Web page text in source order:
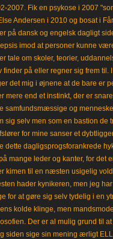
2007. Fik en psykose i 2007
Andersen i 2010 og bosat i
på dansk og engelsk dagligt
imod at personer kunne
tale om skoler, teorier,
finder på eller regner sig frem til.
det mig i øjnene at de bare er
mere end et instinkt, der er
samfundsmæssige og
sig selv men som en bastion
for mine sanser et
dette dagligsprogsforankrede
mange leder og kanter, for
kimen til en næsten usigelig
hader kynikeren, men jeg
for at gøre sig selv tydelig i en
kolde klinge, men
Der er al mulig grund til
siden sige sin mening ærligt